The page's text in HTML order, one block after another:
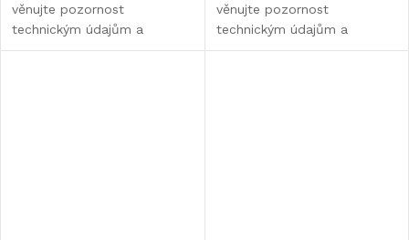
věnujte pozornost
technickým údajům a
informacím o výrobku.
věnujte pozornost
technickým údajům a
informacím o výrobku.